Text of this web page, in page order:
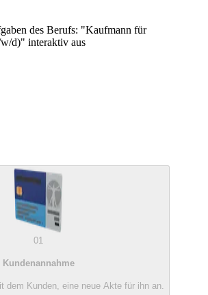
des Berufs: "Kaufmann für
d)" interaktiv aus
01
Kundenannahme
dem Kunden, eine neue Akte für ihn an.